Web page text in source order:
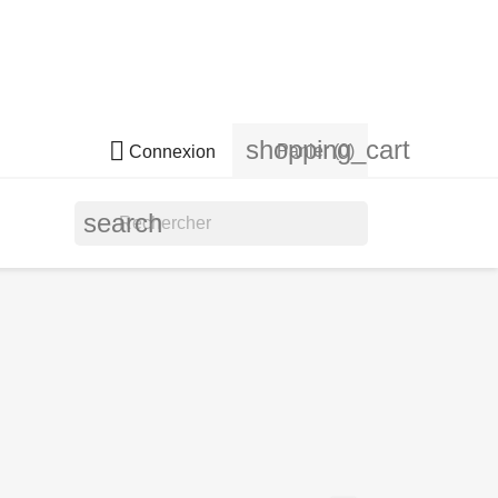
 Connexion shopping_cart
Panier (0)
search